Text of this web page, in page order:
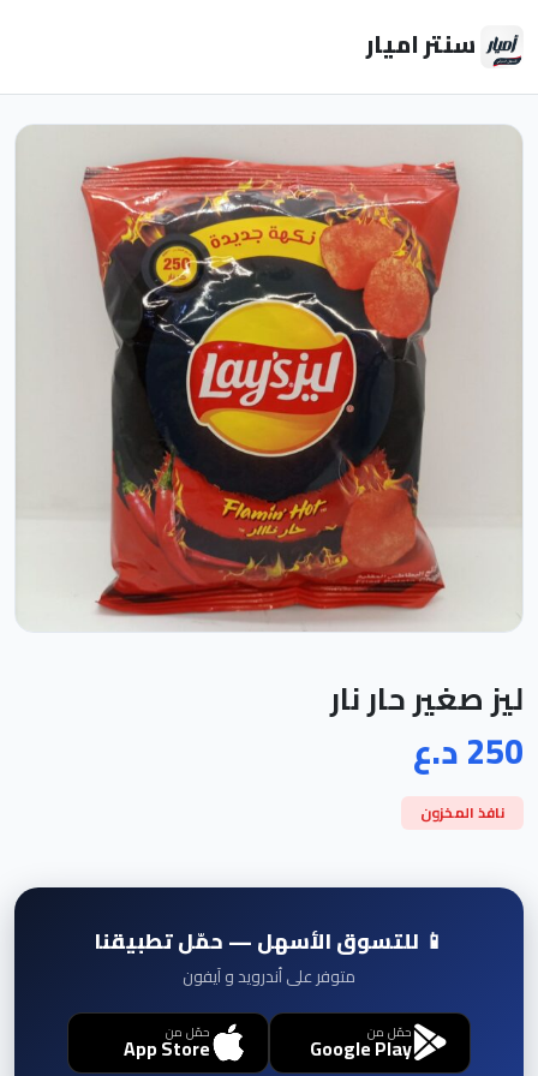
سنتر اميار
ليز صغير حار نار
250 د.ع
نافذ المخزون
📱 للتسوق الأسهل — حمّل تطبيقنا
متوفر على أندرويد و آيفون
حمّل من
Google Play حمّل من
App Store